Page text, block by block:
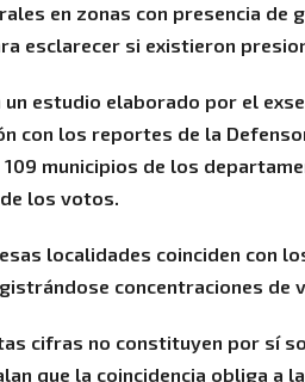
en zonas con presencia de
esclarecer si existieron
un estudio elaborado por el
con los reportes de la
municipios de los
los votos.
localidades coinciden con
concentraciones de
cifras no constituyen por sí
que la coincidencia obliga a